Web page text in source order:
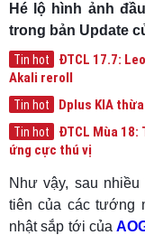
Hé lộ hình ảnh
trong bản Update
Tin hot
ĐTCL 17.7:
Akali reroll
Tin hot Dplus KIA
Tin hot
ĐTCL Mùa 18:
ứng cực thú vị
Như vậy, sau
tiên của các tướng
nhật sắp tới của